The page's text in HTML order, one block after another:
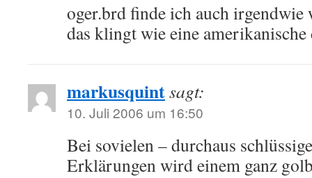
oger.brd finde ich auch
das klingt wie eine
markusquintsagt:
10. Juli 2006 um 16:50
Bei sovielen – durchaus
Erklärungen wird einem ganz